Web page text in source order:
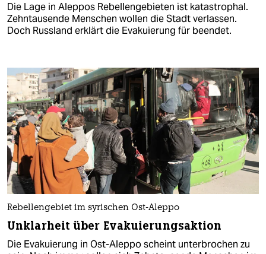
Die Lage in Aleppos Rebellengebieten ist katastrophal.
Zehntausende Menschen wollen die Stadt verlassen.
Doch Russland erklärt die Evakuierung für beendet.
Rebellengebiet im syrischen Ost-Aleppo
Unklarheit über Evakuierungsaktion
Die Evakuierung in Ost-Aleppo scheint unterbrochen zu